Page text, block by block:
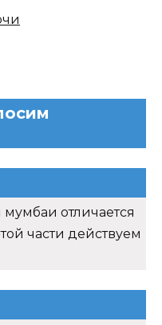
отличается
части действуем